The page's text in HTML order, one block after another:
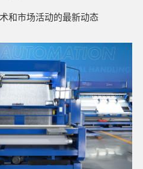
和市场活动的最新动态